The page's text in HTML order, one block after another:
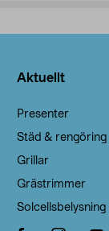
Aktuellt
Presenter
Städ & rengöring
Grillar
Grästrimmer
Solcellsbelysning